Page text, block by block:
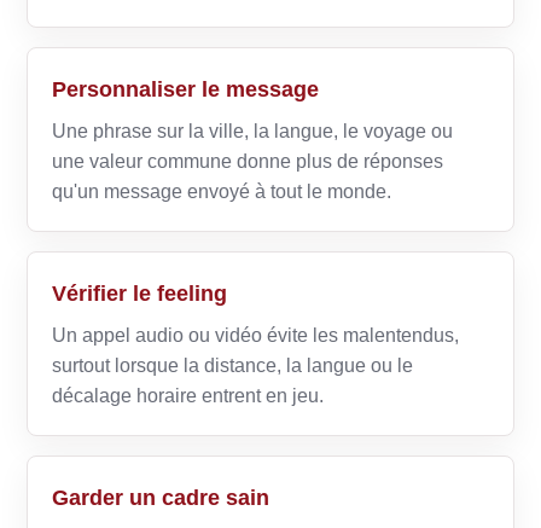
Personnaliser le message
Une phrase sur la ville, la langue, le voyage ou
une valeur commune donne plus de réponses
qu'un message envoyé à tout le monde.
Vérifier le feeling
Un appel audio ou vidéo évite les malentendus,
surtout lorsque la distance, la langue ou le
décalage horaire entrent en jeu.
Garder un cadre sain